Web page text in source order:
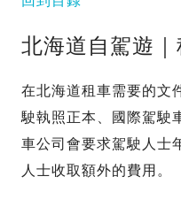
北海道自駕遊
在北海道租車需要的文
駛執照正本、國際駕駛
車公司會要求駕駛人士
人士收取額外的費用。